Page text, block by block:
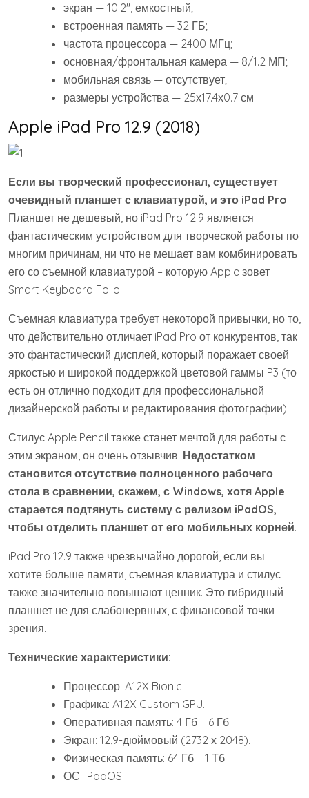
экран — 10.2″, емкостный;
встроенная память — 32 ГБ;
частота процессора — 2400 МГц;
основная/фронтальная камера — 8/1.2 МП;
мобильная связь — отсутствует;
размеры устройства — 25х17.4х0.7 см.
Apple iPad Pro 12.9 (2018)
Если вы творческий профессионал, существует
очевидный планшет с клавиатурой, и это iPad Pro.
Планшет не дешевый, но iPad Pro 12.9 является
фантастическим устройством для творческой работы по
многим причинам, ни что не мешает вам комбинировать
его со съемной клавиатурой – которую Apple зовет
Smart Keyboard Folio.
Съемная клавиатура требует некоторой привычки, но то,
что действительно отличает iPad Pro от конкурентов, так
это фантастический дисплей, который поражает своей
яркостью и широкой поддержкой цветовой гаммы P3 (то
есть он отлично подходит для профессиональной
дизайнерской работы и редактирования фотографии).
Стилус Apple Pencil также станет мечтой для работы с
этим экраном, он очень отзывчив. Недостатком
становится отсутствие полноценного рабочего
стола в сравнении, скажем, с Windows, хотя Apple
старается подтянуть систему с релизом iPadOS,
чтобы отделить планшет от его мобильных корней.
iPad Pro 12.9 также чрезвычайно дорогой, если вы
хотите больше памяти, съемная клавиатура и стилус
также значительно повышают ценник. Это гибридный
планшет не для слабонервных, с финансовой точки
зрения.
Технические характеристики:
Процессор: A12X Bionic.
Графика: A12X Custom GPU.
Оперативная память: 4 Гб – 6 Гб.
Экран: 12,9-дюймовый (2732 х 2048).
Физическая память: 64 Гб – 1 Тб.
ОС: iPadOS.